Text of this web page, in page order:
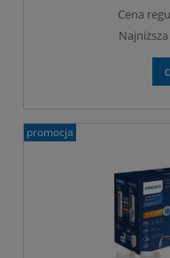
Cena
promocja